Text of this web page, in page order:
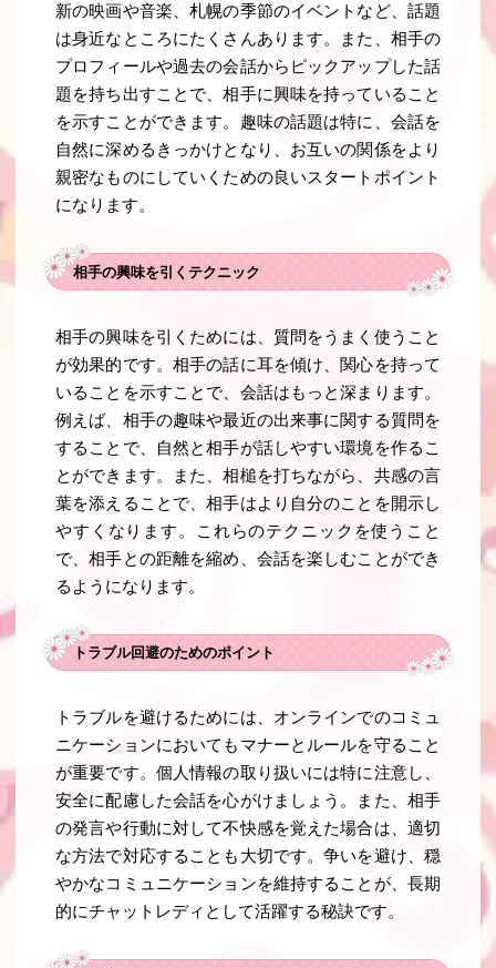
新の映画や音楽、札幌の季節のイベントなど、話題
は身近なところにたくさんあります。また、相手の
プロフィールや過去の会話からピックアップした話
題を持ち出すことで、相手に興味を持っていること
を示すことができます。趣味の話題は特に、会話を
自然に深めるきっかけとなり、お互いの関係をより
親密なものにしていくための良いスタートポイント
になります。
相手の興味を引くテクニック
相手の興味を引くためには、質問をうまく使うこと
が効果的です。相手の話に耳を傾け、関心を持って
いることを示すことで、会話はもっと深まります。
例えば、相手の趣味や最近の出来事に関する質問を
することで、自然と相手が話しやすい環境を作るこ
とができます。また、相槌を打ちながら、共感の言
葉を添えることで、相手はより自分のことを開示し
やすくなります。これらのテクニックを使うこと
で、相手との距離を縮め、会話を楽しむことができ
るようになります。
トラブル回避のためのポイント
トラブルを避けるためには、オンラインでのコミュ
ニケーションにおいてもマナーとルールを守ること
が重要です。個人情報の取り扱いには特に注意し、
安全に配慮した会話を心がけましょう。また、相手
の発言や行動に対して不快感を覚えた場合は、適切
な方法で対応することも大切です。争いを避け、穏
やかなコミュニケーションを維持することが、長期
的にチャットレディとして活躍する秘訣です。